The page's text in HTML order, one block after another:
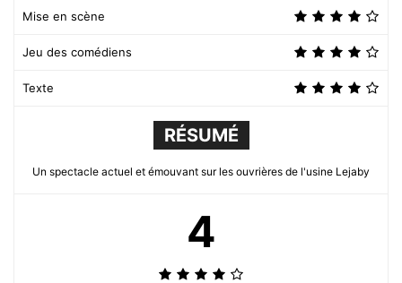
Mise en scène
Jeu des comédiens
Texte
RÉSUMÉ
Un spectacle actuel et émouvant sur les ouvrières de l'usine Lejaby
4